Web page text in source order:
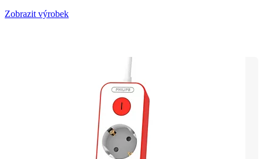
Zobrazit výrobek